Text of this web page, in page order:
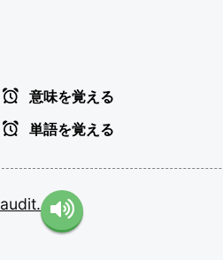
意味を覚える
単語を覚える
audit.